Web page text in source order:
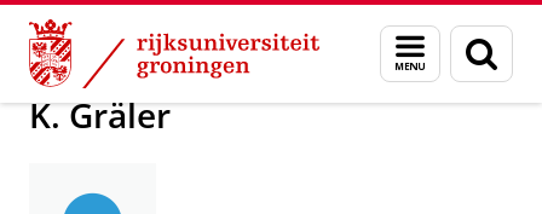
Skip
Content
Skip
Navigation
Menu
en
zoeken
Over ons K. Gräler
K. Gräler